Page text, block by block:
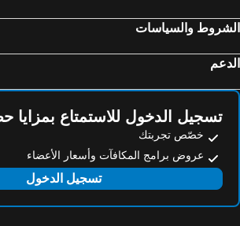
والسياسات
تسجيل الدخول للاستمتاع بمزايا
خصّص تجربتك
عروض برامج المكافآت وأسعار الأعضاء
تسجيل الدخول